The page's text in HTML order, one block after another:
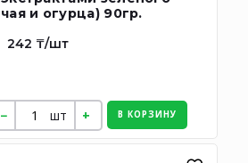
чая и огурца) 90гр.
242 ₸/шт
шт В КОРЗИНУ